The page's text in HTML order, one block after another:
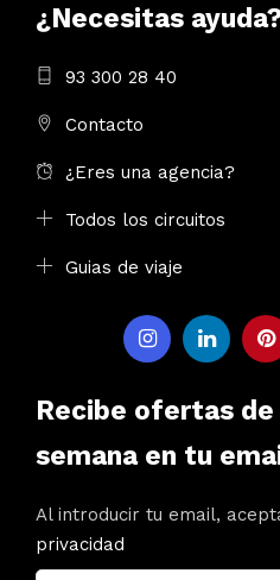
¿Necesitas ayuda?
93 300 28 40
Contacto
¿Eres una agencia?
Todos los circuitos
Guias de viaje
Recibe ofertas de
semana en tu
Al introducir tu email,
privacidad